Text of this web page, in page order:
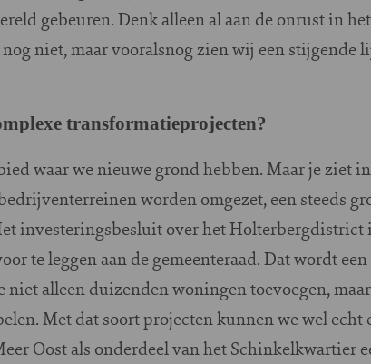
gebeuren. Denk alleen al aan de onrust in
niet, maar vooralsnog zien wij een stijgende
transformatieprojecten?
waar we nieuwe grond hebben. Maar je ziet
worden omgezet, een steeds
investeringsbesluit over het
te leggen aan de gemeenteraad. Dat wordt
alleen duizenden woningen toevoegen,
Met dat soort projecten kunnen we wel echt
Oost als onderdeel van het Schinkelkwartier